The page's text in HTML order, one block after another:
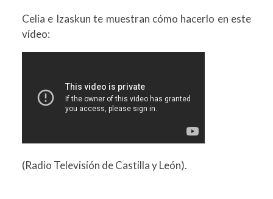
Celia e Izaskun te muestran cómo hacerlo en este
vídeo:
(Radio Televisión de Castilla y León).